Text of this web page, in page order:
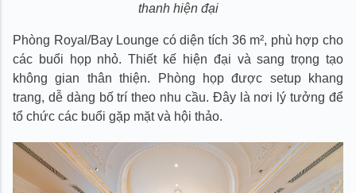
thanh hiện đại
Phòng Royal/Bay Lounge có diện tích 36 m², phù hợp cho
các buổi họp nhỏ. Thiết kế hiện đại và sang trọng tạo
không gian thân thiện. Phòng họp được setup khang
trang, dễ dàng bố trí theo nhu cầu. Đây là nơi lý tưởng để
tổ chức các buổi gặp mặt và hội thảo.